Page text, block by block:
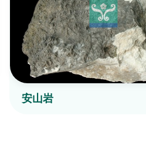
安山岩